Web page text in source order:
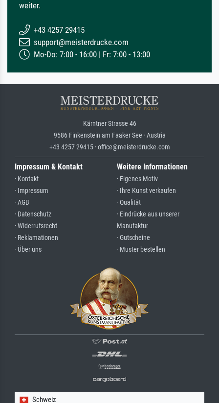
weiter.
+43 4257 29415
support@meisterdrucke.com
Mo-Do: 7:00 - 16:00 | Fr: 7:00 - 13:00
Kärntner Strasse 46
9586 Finkenstein am Faaker See · Austria
+43 4257 29415 · office@meisterdrucke.com
Impressum & Kontakt
· Kontakt
· Impressum
· AGB
· Datenschutz
· Widerrufsrecht
· Reklamationen
· Über uns
Weitere Informationen
· Eigenes Motiv
· Ihre Kunst verkaufen
· Qualität
· Eindrücke aus unserer
Manufaktur
· Gutscheine
· Muster bestellen
Schweiz